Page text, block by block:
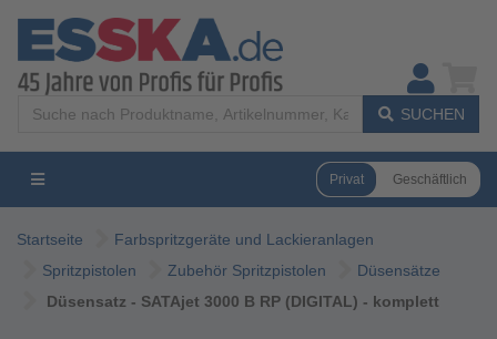
SUCHEN
Privat Geschäftlich
Startseite
Farbspritzgeräte und Lackieranlagen
Spritzpistolen
Zubehör Spritzpistolen
Düsensätze
Düsensatz - SATAjet 3000 B RP (DIGITAL) - komplett